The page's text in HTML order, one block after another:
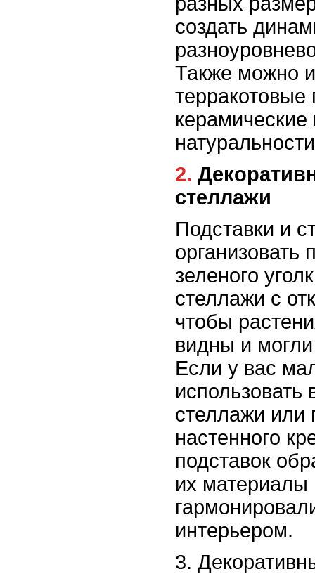
создать
Также можно
терракотовые
2. Декоративные подставки и
стеллажи
Подставки и
организовать
зеленого
стеллажи с
чтобы
видны и
Если у вас
использовать
стеллажи или
настенного
подставок
их материалы
интерьером.
3.